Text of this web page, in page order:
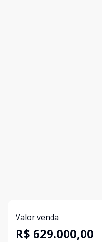
Valor venda
R$ 629.000,00